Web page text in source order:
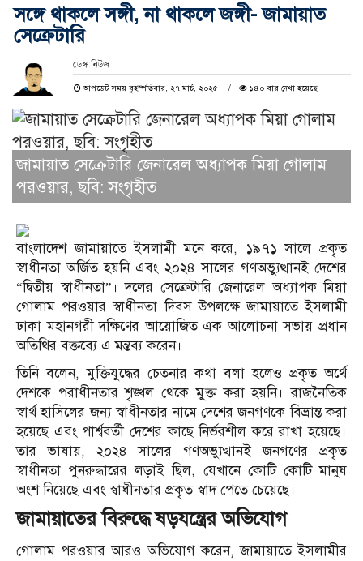
সঙ্গে থাকলে সঙ্গী, না থাকলে জঙ্গী- জামায়াত
সেক্রেটারি
ডেস্ক নিউজ
আপডেট সময় বৃহস্পতিবার, ২৭ মার্চ, ২০২৫ ১৪০ বার দেখা হয়েছে
জামায়াত সেক্রেটারি জেনারেল অধ্যাপক মিয়া গোলাম
পরওয়ার, ছবি: সংগৃহীত
বাংলাদেশ জামায়াতে ইসলামী মনে করে, ১৯৭১ সালে প্রকৃত
স্বাধীনতা অর্জিত হয়নি এবং ২০২৪ সালের গণঅভ্যুত্থানই দেশের
“দ্বিতীয় স্বাধীনতা”। দলের সেক্রেটারি জেনারেল অধ্যাপক মিয়া
গোলাম পরওয়ার স্বাধীনতা দিবস উপলক্ষে জামায়াতে ইসলামী
ঢাকা মহানগরী দক্ষিণের আয়োজিত এক আলোচনা সভায় প্রধান
অতিথির বক্তব্যে এ মন্তব্য করেন।
তিনি বলেন, মুক্তিযুদ্ধের চেতনার কথা বলা হলেও প্রকৃত অর্থে
দেশকে পরাধীনতার শৃঙ্খল থেকে মুক্ত করা হয়নি। রাজনৈতিক
স্বার্থ হাসিলের জন্য স্বাধীনতার নামে দেশের জনগণকে বিভ্রান্ত করা
হয়েছে এবং পার্শ্ববর্তী দেশের কাছে নির্ভরশীল করে রাখা হয়েছে।
তার ভাষায়, ২০২৪ সালের গণঅভ্যুত্থানই জনগণের প্রকৃত
স্বাধীনতা পুনরুদ্ধারের লড়াই ছিল, যেখানে কোটি কোটি মানুষ
অংশ নিয়েছে এবং স্বাধীনতার প্রকৃত স্বাদ পেতে চেয়েছে।
জামায়াতের বিরুদ্ধে ষড়যন্ত্রের অভিযোগ
গোলাম পরওয়ার আরও অভিযোগ করেন, জামায়াতে ইসলামীর